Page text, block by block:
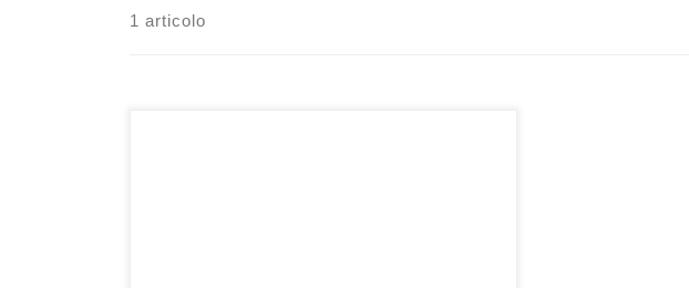
1 articolo